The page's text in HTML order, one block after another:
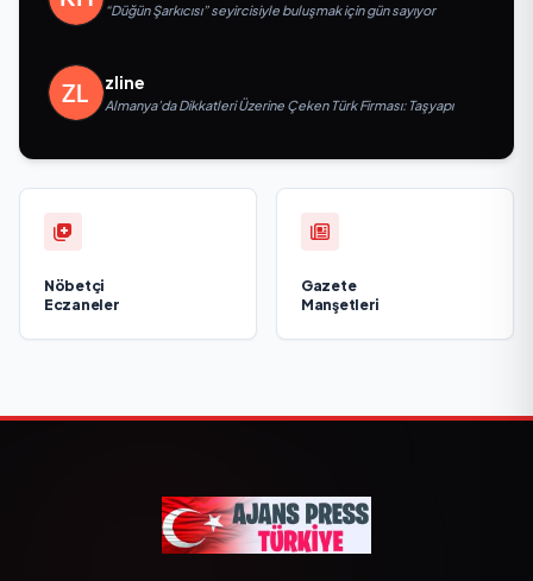
“Düğün Şarkıcısı” seyircisiyle buluşmak için gün sayıyor
zline
Almanya’da Dikkatleri Üzerine Çeken Türk Firması: Taşyapı
Nöbetçi
Eczaneler
Gazete
Manşetleri